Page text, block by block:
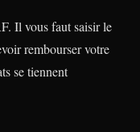
Il vous faut saisir le
rembourser votre
se tiennent